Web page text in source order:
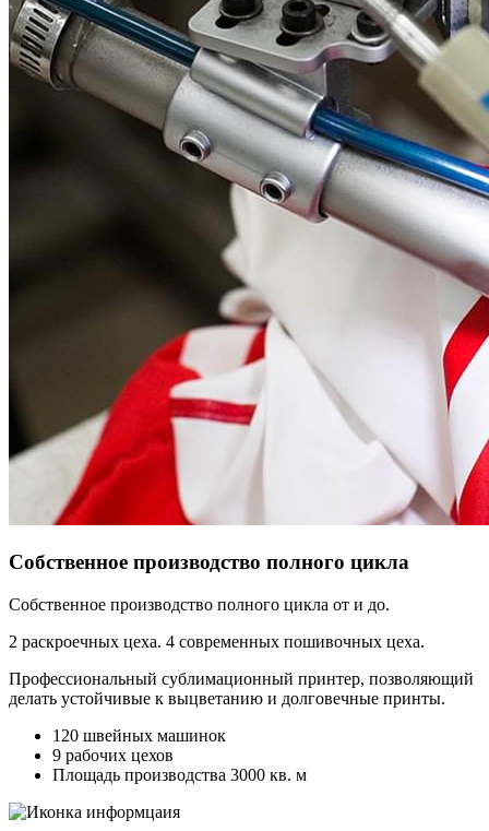
Собственное производство полного цикла
Собственное производство полного цикла от и до.
2 раскроечных цеха. 4 современных пошивочных цеха.
Профессиональный сублимационный принтер, позволяющий
делать устойчивые к выцветанию и долговечные принты.
120 швейных машинок
9 рабочих цехов
Площадь производства 3000 кв. м